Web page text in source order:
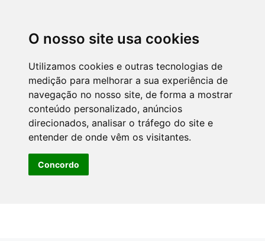
O nosso site usa cookies
Utilizamos cookies e outras tecnologias de
medição para melhorar a sua experiência de
navegação no nosso site, de forma a mostrar
conteúdo personalizado, anúncios
direcionados, analisar o tráfego do site e
entender de onde vêm os visitantes.
Concordo